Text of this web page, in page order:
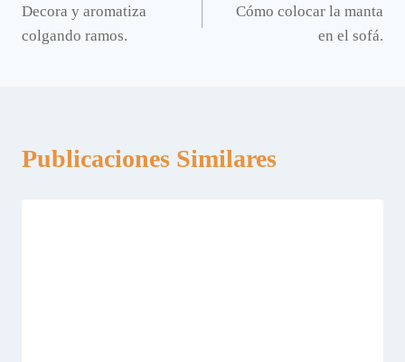
de
Decora y aromatiza
colgando ramos.
Cómo colocar la manta
en el sofá.
Publicaciones Similares